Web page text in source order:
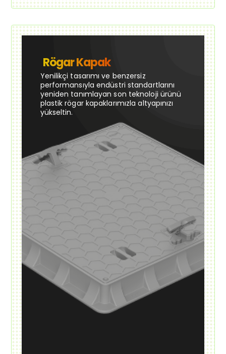
Rögar Kapak
Yenilikçi tasarımı ve benzersiz
performansıyla endüstri standartlarını
yeniden tanımlayan son teknoloji ürünü
plastik rögar kapaklarımızla altyapınızı
yükseltin.